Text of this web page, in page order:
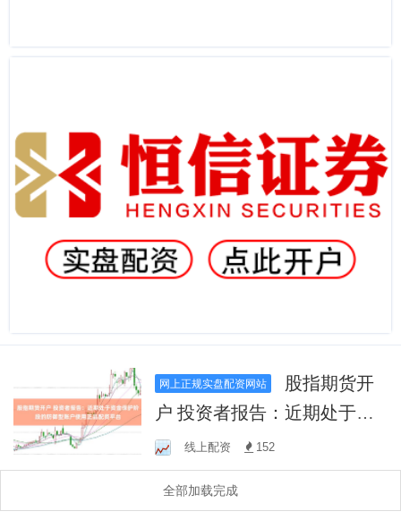
网上正规实盘配资网站
户 投资者报告：近期处于资
金保护阶段的防御型账户使
用正品配资平台
线上配资 152
全部加载完成